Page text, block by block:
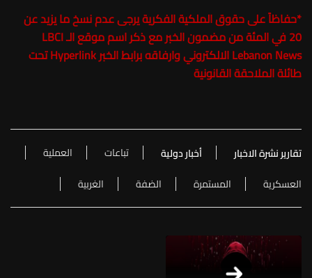
*حفاظاً على حقوق الملكية الفكرية يرجى عدم نسخ ما يزيد عن
20 في المئة من مضمون الخبر مع ذكر اسم موقع الـ LBCI
Lebanon News الالكتروني وارفاقه برابط الخبر Hyperlink تحت
طائلة الملاحقة القانونية
تقارير نشرة الاخبار أخبار دولية تباعات
العملية
العسكرية
المستمرة الضفة الغربية